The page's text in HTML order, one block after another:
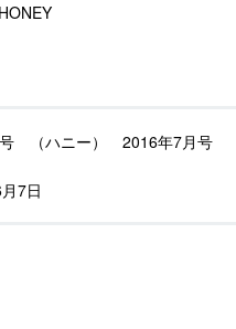
号 （ハニー） 2016年7月号
7日